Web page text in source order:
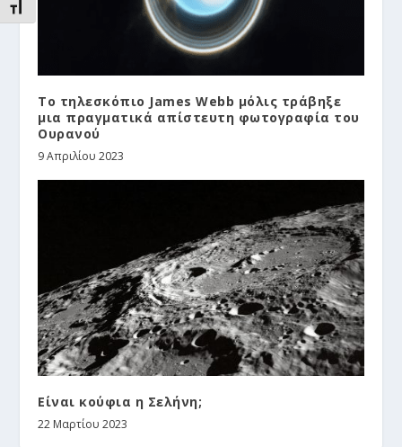
ΕΝΑΛΛΑΓΉ ΜΕΓΈΘΟΥΣ ΓΡΑΜΜΆΤΩΝ
Το τηλεσκόπιο James Webb μόλις τράβηξε
μια πραγματικά απίστευτη φωτογραφία του
Ουρανού
9 Απριλίου 2023
Είναι κούφια η Σελήνη;
22 Μαρτίου 2023